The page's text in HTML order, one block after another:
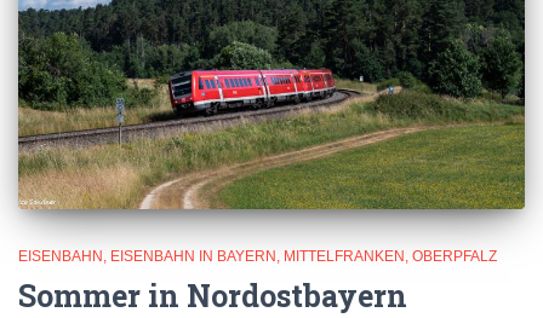
EISENBAHN EISENBAHN IN BAYERN MITTELFRANKEN OBERPFALZ
Sommer in Nordostbayern